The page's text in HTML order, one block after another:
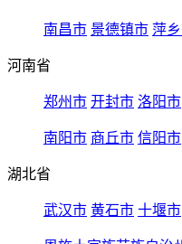
南昌市 景德镇市 萍
河南省
郑州市 开封市 洛阳市
南阳市 商丘市 信阳市
湖北省
武汉市 黄石市 十堰市